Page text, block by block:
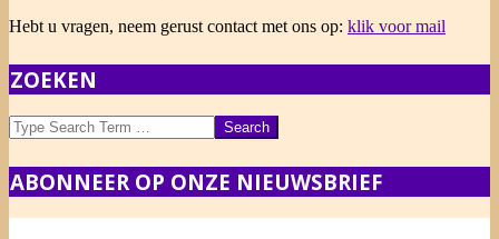
Hebt u vragen, neem gerust contact met ons op: klik voor mail
2017-
03-
ZOEKEN
Search
ABONNEER OP ONZE NIEUWSBRIEF